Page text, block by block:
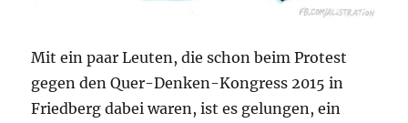
Mit ein paar Leuten, die schon beim Protest
gegen den Quer-Denken-Kongress 2015 in
Friedberg dabei waren, ist es gelungen, ein